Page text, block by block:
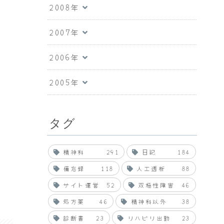
2008年
2007年
2006年
2005年
タグ
精神科 291 日記
184
備忘録
118 人工透析
88
サイト運営
52 双極性障害
46
処方薬
46 精神科以外
38
診断書
23 リハビリ出勤 23